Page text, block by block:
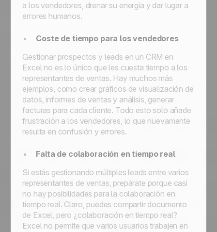
a los vendedores, drenar su energía y dar lugar a
errores humanos.
Coste de tiempo para los vendedores
Gestionar prospectos y leads en un CRM en
Excel no es lo único que les cuesta tiempo a los
representantes de ventas. Hay muchos más
ejemplos, como crear gráficos de visualización de
datos, informes de ventas y análisis, generar
facturas para cada cliente. Todo esto solo añade
frustración a los vendedores, lo que nuevamente
resulta en confusión y errores.
Falta de colaboración en tiempo real
Si estás gestionando múltiples leads entre varios
representantes de ventas, prepárate porque casi
no hay posibilidades para la colaboración en
tiempo real. Claro, puedes compartir documento
de Excel, pero ¿colaboración en tiempo real?
Excel no permite que varios usuarios trabajen en